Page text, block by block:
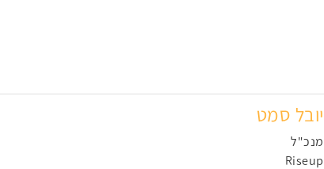
יובל סמט
מנכ"ל
Riseup